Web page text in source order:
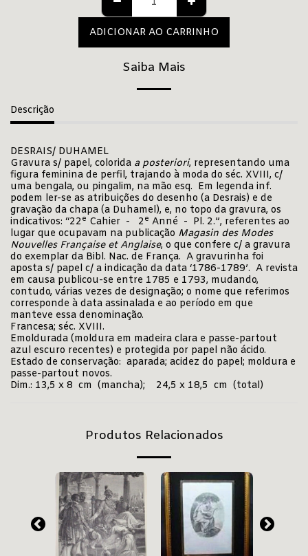
ADICIONAR AO CARRINHO
Saiba Mais
Descrição
DESRAIS/ DUHAMEL
Gravura s/ papel, colorida a posteriori, representando uma
figura feminina de perfil, trajando à moda do séc. XVIII, c/
uma bengala, ou pingalim, na mão esq. Em legenda inf.
podem ler-se as atribuições do desenho (a Desrais) e de
gravação da chapa (a Duhamel), e, no topo da gravura, os
indicativos: “22 e Cahier - 2 e Anné - Pl. 2.”, referentes ao
lugar que ocupavam na publicação Magasin des Modes
Nouvelles Française et Anglaise, o que confere c/ a gravura
do exemplar da Bibl. Nac. de França. A gravurinha foi
aposta s/ papel c/ a indicação da data ‘1786-1789’. A revista
em causa publicou-se entre 1785 e 1793, mudando,
contudo, várias vezes de designação; o nome que referimos
corresponde à data assinalada e ao período em que
manteve essa denominação.
Francesa; séc. XVIII.
Emoldurada (moldura em madeira clara e passe-partout
azul escuro recentes) e protegida por papel não ácido.
Estado de conservação: aparada; acidez do papel; moldura e
passe-partout novos.
Dim.: 13,5 x 8 cm (mancha); 24,5 x 18,5 cm (total)
Produtos Relacionados